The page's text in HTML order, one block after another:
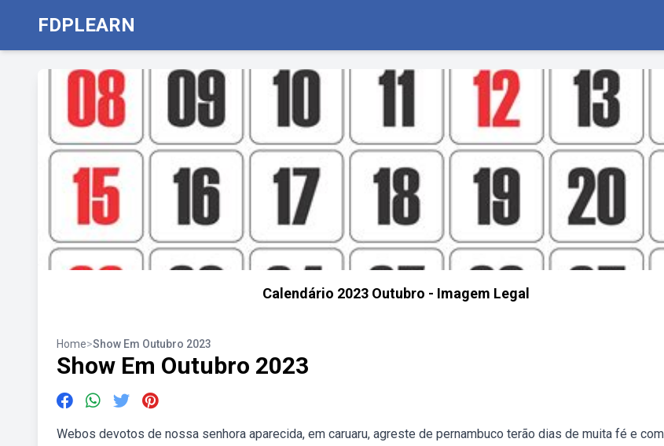
FDPLEARN
Calendário 2023 Outubro - Imagem Legal
Home>Show Em Outubro 2023
Show Em Outubro 2023
Webos devotos de nossa senhora aparecida, em caruaru, agreste de pernambuco terão dias de muita fé e